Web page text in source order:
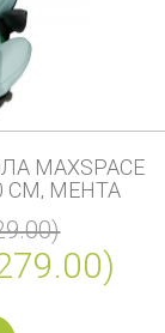
MAXSPACE
СМ, МЕНТА